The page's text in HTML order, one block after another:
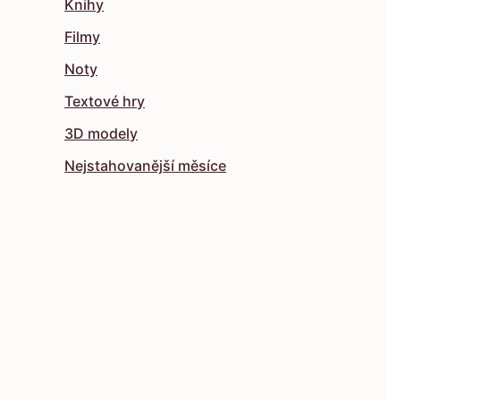
Knihy
Filmy
Noty
Textové hry
3D modely
Nejstahovanější měsíce